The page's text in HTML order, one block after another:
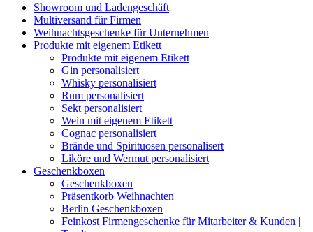
Showroom und Ladengeschäft
Multiversand für Firmen
Weihnachtsgeschenke für Unternehmen
Produkte mit eigenem Etikett
Produkte mit eigenem Etikett
Gin personalisiert
Whisky personalisiert
Rum personalisiert
Sekt personalisiert
Wein mit eigenem Etikett
Cognac personalisiert
Brände und Spirituosen personalisert
Liköre und Wermut personalisiert
Geschenkboxen
Geschenkboxen
Präsentkorb Weihnachten
Berlin Geschenkboxen
Feinkost Firmengeschenke für Mitarbeiter & Kunden |